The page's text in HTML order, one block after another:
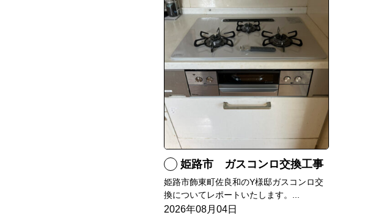
姫路市 ガスコンロ交換工事
姫路市飾東町佐良和のY様邸ガスコンロ交
換についてレポートいたします。...
2026年08月04日